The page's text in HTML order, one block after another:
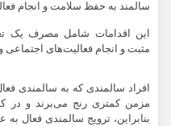
سالمند به حفظ سلامت و انجام
این اقدامات شامل مصرف یک
مثبت و انجام فعالیت‌های
افراد سالمندی که به سالمندی
مزمن کمتری رنج می‌برند و در
بنابراین، ترویج سالمندی فعال